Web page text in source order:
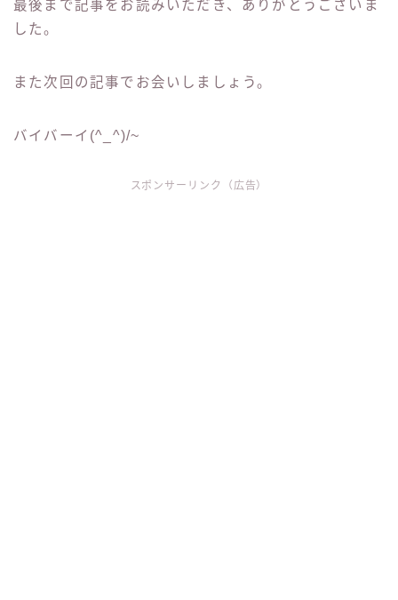
最後まで記事をお読みいただき、ありがとうございま
した。
また次回の記事でお会いしましょう。
バイバーイ(^_^)/~
スポンサーリンク（広告）